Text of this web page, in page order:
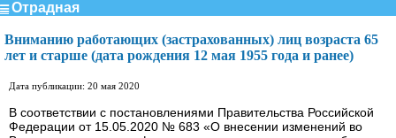
Отрадная
Вниманию работающих (застрахованных) лиц возраста 65
лет и старше (дата рождения 12 мая 1955 года и ранее)
Дата публикации: 20 мая 2020
В соответствии с постановлениями Правительства Российской
Федерации от 15.05.2020 № 683 «О внесении изменений во